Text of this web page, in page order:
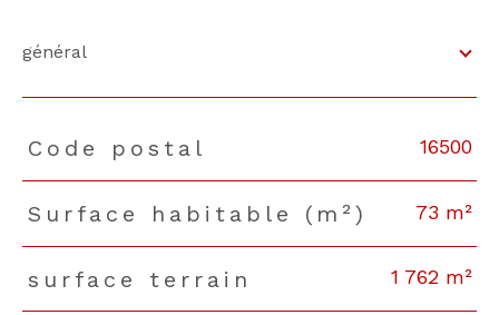
général
TRAD_PAMPERO_Caracteristique Valeurs
Code postal 16500
Surface habitable (m²) 73 m²
surface terrain 1 762 m²